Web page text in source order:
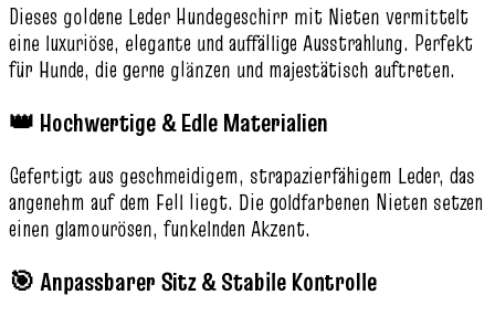
Dieses goldene Leder Hundegeschirr mit Nieten vermittelt
eine luxuriöse, elegante und auffällige Ausstrahlung. Perfekt
für Hunde, die gerne glänzen und majestätisch auftreten.
👑 Hochwertige & Edle Materialien
Gefertigt aus geschmeidigem, strapazierfähigem Leder, das
angenehm auf dem Fell liegt. Die goldfarbenen Nieten setzen
einen glamourösen, funkelnden Akzent.
🎯 Anpassbarer Sitz & Stabile Kontrolle